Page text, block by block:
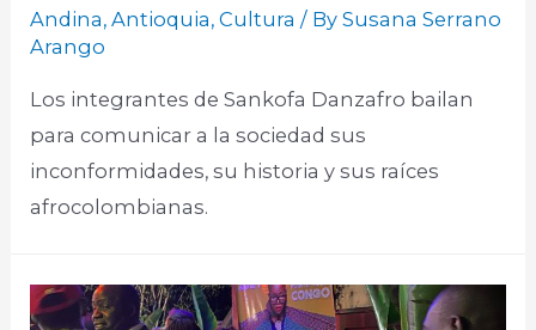
Andina,Antioquia,Cultura / BySusana Serrano
Arango
Los integrantes de Sankofa Danzafro bailan
para comunicar a la sociedad sus
inconformidades, su historia y sus raíces
afrocolombianas.​